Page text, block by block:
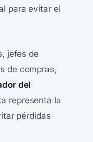
para evitar el
jefes de
de compras,
del
representa la
pérdidas